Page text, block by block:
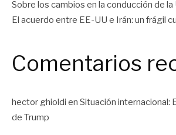
Sobre los cambios en la conducción de la
El acuerdo entre EE-UU e Irán: un frágil
Comentarios
hector ghioldi en Situación internacional:
de Trump